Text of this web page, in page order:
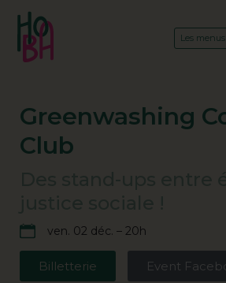
Les menus
Greenwashing
Club
ven. 02 déc. – 20h
Billetterie Event